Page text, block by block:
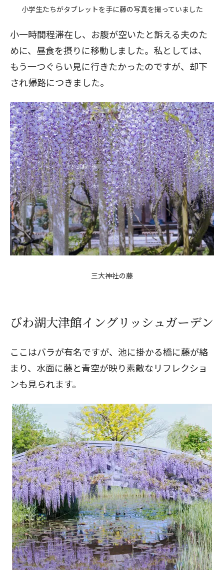
小学生たちがタブレットを手に藤の写真を撮っていました
小一時間程滞在し、お腹が空いたと訴える夫のた
めに、昼食を摂りに移動しました。私としては、
もう一つぐらい見に行きたかったのですが、却下
され帰路につきました。
三大神社の藤
びわ湖大津館イングリッシュガーデン
ここはバラが有名ですが、池に掛かる橋に藤が絡
まり、水面に藤と青空が映り素敵なリフレクショ
ンも見られます。